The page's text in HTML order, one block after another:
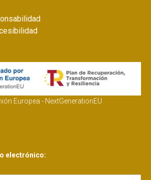
Europea - NextGenerationEU
electrónico: